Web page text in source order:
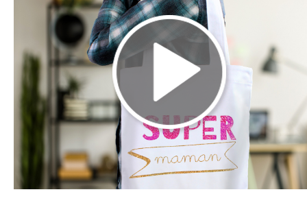
Mother's day tuto
5 min Difficulty
Share!